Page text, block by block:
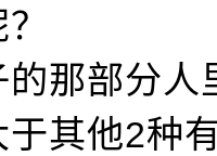
的那部分人
其他2种